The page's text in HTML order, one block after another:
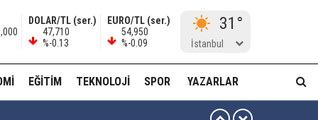
DOLAR/TL (ser.)
47,710
%-0.13
EURO/TL (ser.)
54,950
%-0.09
31°
İstanbul
EĞITIM TEKNOLOJI SPOR YAZARLAR